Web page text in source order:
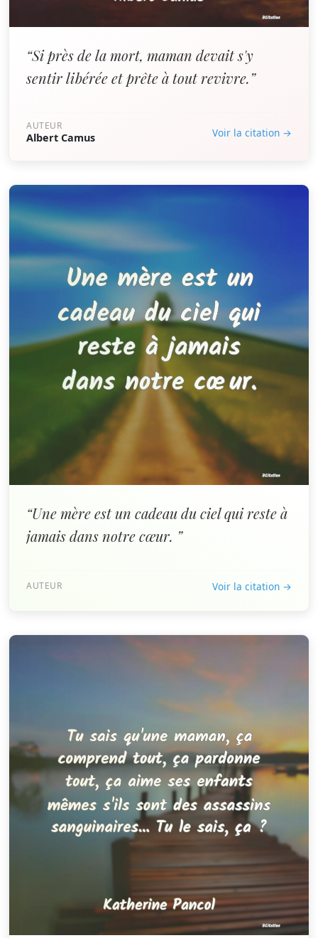
“Si près de la mort, maman devait s'y
sentir libérée et prête à tout revivre.”
AUTEUR
Albert Camus Voir la citation →
“Une mère est un cadeau du ciel qui reste à
jamais dans notre cœur. ”
AUTEUR Voir la citation →